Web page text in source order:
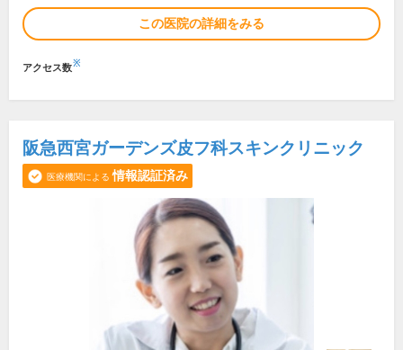
この医院の詳細をみる
アクセス数※
阪急西宮ガーデンズ皮フ科スキンクリニック
医療機関による 情報認証済み